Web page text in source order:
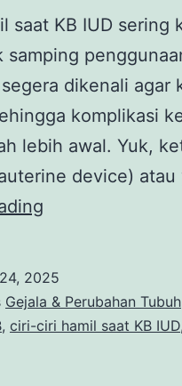
saat KB IUD sering
samping
dikenali agar
komplikasi
lebih awal. Yuk,
device)
Hamil
Saat
2025
Gejala & Perubahan Tubuh
, ciri-ciri hamil saat KB IUD,